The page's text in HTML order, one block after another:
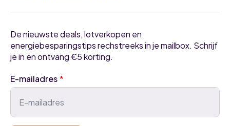
De nieuwste deals, lotverkopen en
energiebesparingstips rechstreeks in je mailbox. Schrijf
je in en ontvang €5 korting.
E-mailadres*